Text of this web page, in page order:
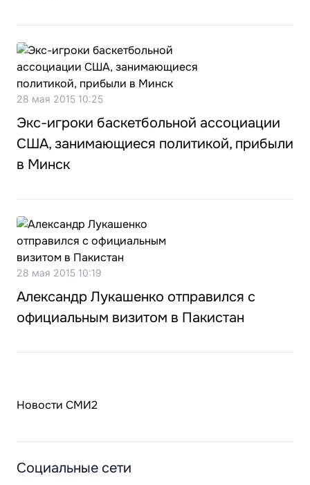
28 мая 2015 10:25
Экс-игроки баскетбольной ассоциации
США, занимающиеся политикой, прибыли
в Минск
28 мая 2015 10:19
Александр Лукашенко отправился с
официальным визитом в Пакистан
Новости СМИ2
Социальные сети